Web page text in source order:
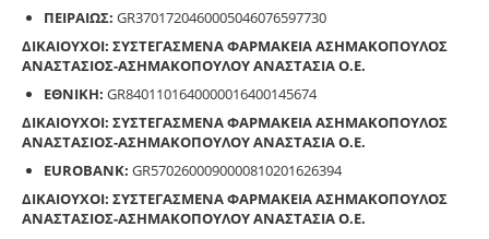
ΠΕΙΡΑΙΩΣ: GR3701720460005046076597730
ΔΙΚΑΙΟΥΧΟΙ: ΣΥΣΤΕΓΑΣΜΕΝΑ ΦΑΡΜΑΚΕΙΑ ΑΣΗΜΑΚΟΠΟΥΛΟΣ
ΑΝΑΣΤΑΣΙΟΣ-ΑΣΗΜΑΚΟΠΟΥΛΟΥ ΑΝΑΣΤΑΣΙΑ Ο.Ε.
ΕΘΝΙΚΗ: GR8401101640000016400145674
ΔΙΚΑΙΟΥΧΟΙ: ΣΥΣΤΕΓΑΣΜΕΝΑ ΦΑΡΜΑΚΕΙΑ ΑΣΗΜΑΚΟΠΟΥΛΟΣ
ΑΝΑΣΤΑΣΙΟΣ-ΑΣΗΜΑΚΟΠΟΥΛΟΥ ΑΝΑΣΤΑΣΙΑ Ο.Ε.
EUROBANK: GR5702600090000810201626394
ΔΙΚΑΙΟΥΧΟΙ: ΣΥΣΤΕΓΑΣΜΕΝΑ ΦΑΡΜΑΚΕΙΑ ΑΣΗΜΑΚΟΠΟΥΛΟΣ
ΑΝΑΣΤΑΣΙΟΣ-ΑΣΗΜΑΚΟΠΟΥΛΟΥ ΑΝΑΣΤΑΣΙΑ Ο.Ε.